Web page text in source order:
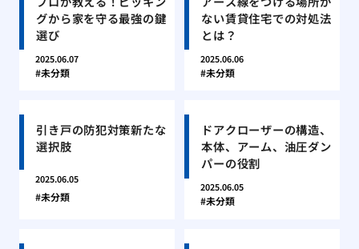
グから家を守る最強の鍵
選び
2025.06.07
未分類
ない賃貸住宅での対処法
とは？
2025.06.06
未分類
引き戸の防犯対策新たな
選択肢
2025.06.05
未分類
ドアクローザーの構造、
本体、アーム、油圧ダン
パーの役割
2025.06.05
未分類